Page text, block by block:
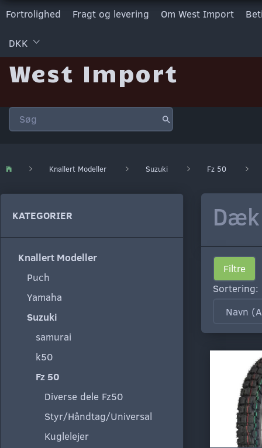
Fortrolighed Fragt og levering Om West Import
DKK
West Import
Knallert Modeller Suzuki Fz 50
KATEGORIER
Knallert Modeller
Puch
Yamaha
Suzuki
samurai
k50
Fz 50
Diverse dele Fz50
Styr/Håndtag/Universal
Kuglelejer
Filtre
Sortering: